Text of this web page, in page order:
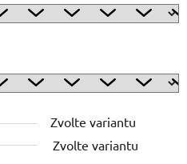
Zvolte variantu
Zvolte variantu